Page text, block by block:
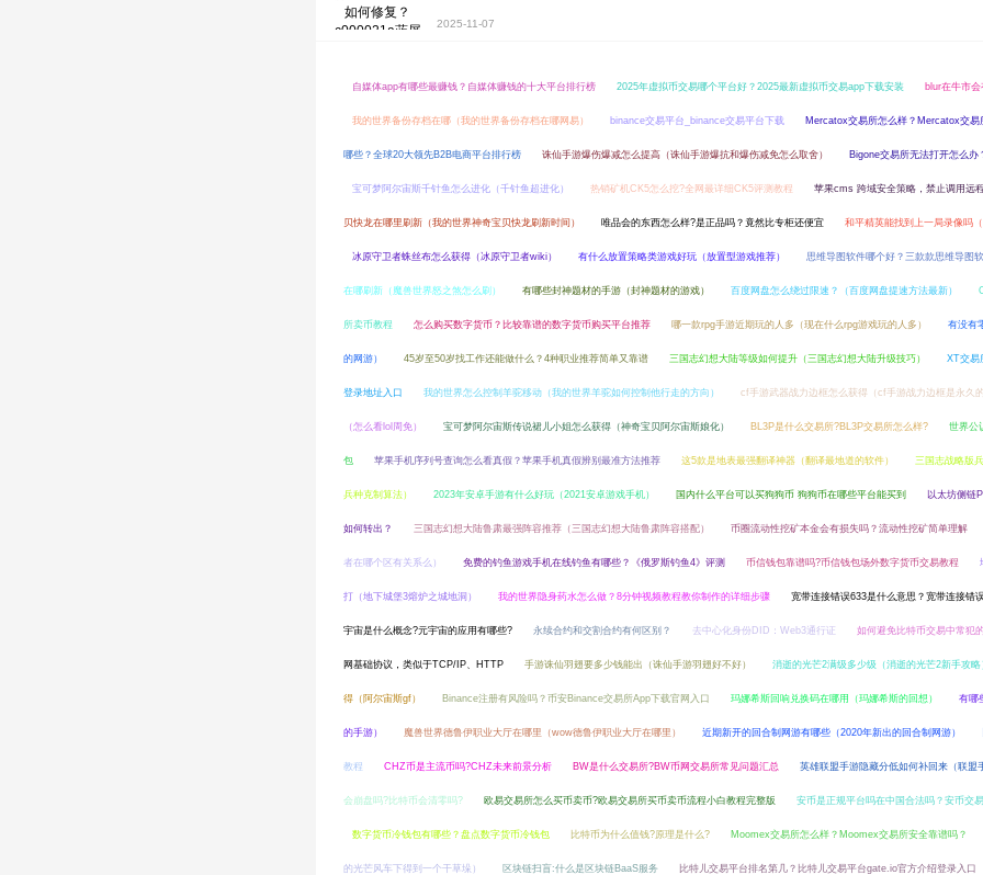
2025-11-07
自媒体app有哪些最赚钱？自媒体赚钱的十大平台排行榜 2025年虚拟币交易哪个平台好？2025最新虚拟币交易app下载安装 blur在牛市
我的世界备份存档在哪（我的世界备份存档在哪网易） binance交易平台_binance交易平台下载 Mercatox交易所怎么样？Mercatox交易
哪些？全球20大领先B2B电商平台排行榜 诛仙手游爆伤爆减怎么提高（诛仙手游爆抗和爆伤减免怎么取舍） Bigone交易所无法打开怎么
宝可梦阿尔宙斯千针鱼怎么进化（千针鱼超进化） 热销矿机CK5怎么挖?全网最详细CK5评测教程 苹果cms 跨域安全策略，禁止调用远
贝快龙在哪里刷新（我的世界神奇宝贝快龙刷新时间） 唯品会的东西怎么样?是正品吗？竟然比专柜还便宜 和平精英能找到上一局录像吗
冰原守卫者蛛丝布怎么获得（冰原守卫者wiki） 有什么放置策略类游戏好玩（放置型游戏推荐） 思维导图软件哪个好？三款款思维导图
在哪刷新（魔兽世界怒之煞怎么刷） 有哪些封神题材的手游（封神题材的游戏） 百度网盘怎么绕过限速？（百度网盘提速方法最新）
所卖币教程 怎么购买数字货币？比较靠谱的数字货币购买平台推荐 哪一款rpg手游近期玩的人多（现在什么rpg游戏玩的人多） 有没有
的网游） 45岁至50岁找工作还能做什么？4种职业推荐简单又靠谱 三国志幻想大陆等级如何提升（三国志幻想大陆升级技巧） XT交易
登录地址入口 我的世界怎么控制羊驼移动（我的世界羊驼如何控制他行走的方向） cf手游武器战力边框怎么获得（cf手游战力边框是永久
（怎么看lol周免） 宝可梦阿尔宙斯传说裙儿小姐怎么获得（神奇宝贝阿尔宙斯娘化） BL3P是什么交易所?BL3P交易所怎么样? 世界公
包 苹果手机序列号查询怎么看真假？苹果手机真假辨别最准方法推荐 这5款是地表最强翻译神器（翻译最地道的软件） 三国志战略版
兵种克制算法） 2023年安卓手游有什么好玩（2021安卓游戏手机） 国内什么平台可以买狗狗币 狗狗币在哪些平台能买到 以太坊侧链
如何转出？ 三国志幻想大陆鲁肃最强阵容推荐（三国志幻想大陆鲁肃阵容搭配） 币圈流动性挖矿本金会有损失吗？流动性挖矿简单理解
者在哪个区有关系么） 免费的钓鱼游戏手机在线钓鱼有哪些？《俄罗斯钓鱼4》评测 币信钱包靠谱吗?币信钱包场外数字货币交易教程
打（地下城堡3熔炉之城地洞） 我的世界隐身药水怎么做？8分钟视频教程教你制作的详细步骤 宽带连接错误633是什么意思？宽带连接错
宇宙是什么概念?元宇宙的应用有哪些? 永续合约和交割合约有何区别？ 去中心化身份DID：Web3通行证 如何避免比特币交易中常犯
网基础协议，类似于TCP/IP、HTTP 手游诛仙羽翅要多少钱能出（诛仙手游羽翅好不好） 消逝的光芒2满级多少级（消逝的光芒2新手攻略
得（阿尔宙斯gf） Binance注册有风险吗？币安Binance交易所App下载官网入口 玛娜希斯回响兑换码在哪用（玛娜希斯的回想） 有哪
的手游） 魔兽世界德鲁伊职业大厅在哪里（wow德鲁伊职业大厅在哪里） 近期新开的回合制网游有哪些（2020年新出的回合制网游）
教程 CHZ币是主流币吗?CHZ未来前景分析 BW是什么交易所?BW币网交易所常见问题汇总 英雄联盟手游隐藏分低如何补回来（联盟
会崩盘吗?比特币会清零吗? 欧易交易所怎么买币卖币?欧易交易所买币卖币流程小白教程完整版 安币是正规平台吗在中国合法吗？安币交
数字货币冷钱包有哪些？盘点数字货币冷钱包 比特币为什么值钱?原理是什么? Moomex交易所怎么样？Moomex交易所安全靠谱吗？
的光芒风车下得到一个干草垛） 区块链扫盲:什么是区块链BaaS服务 比特儿交易平台排名第几？比特儿交易平台gate.io官方介绍登录入口